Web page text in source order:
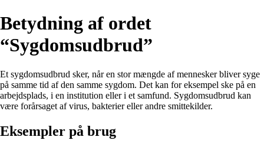
Betydning af ordet
“Sygdomsudbrud”
Et sygdomsudbrud sker, når en stor mængde af mennesker bliver syge
på samme tid af den samme sygdom. Det kan for eksempel ske på en
arbejdsplads, i en institution eller i et samfund. Sygdomsudbrud kan
være forårsaget af virus, bakterier eller andre smittekilder.
Eksempler på brug